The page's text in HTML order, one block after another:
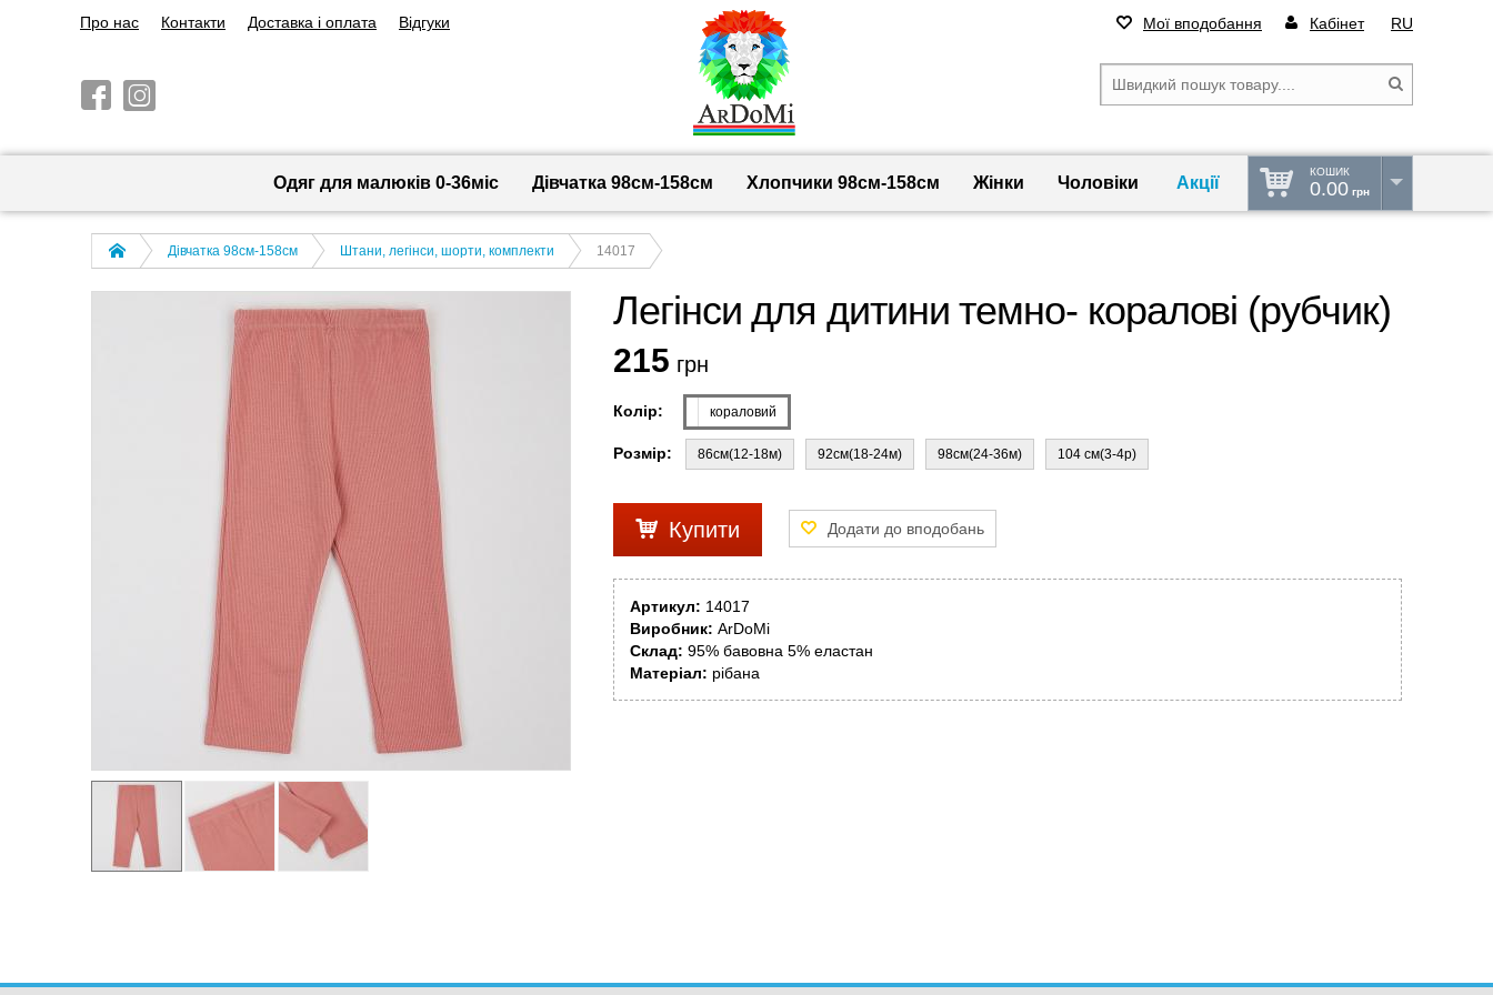
Про нас Контакти Доставка і оплата Відгуки Мої вподобання Кабінет RU
Одяг для малюків 0-36міс Дівчатка 98cм-158см Хлопчики 98см-158см Жінки Чоловіки Акції
КОШИК
0.00 грн
Дівчатка 98cм-158см Штани, легінси, шорти, комплекти 14017
Легінси для дитини темно- коралові (рубчик)
215 грн
Колір: кораловий
Розмір: 86см(12-18м) 92см(18-24м) 98см(24-36м) 104 см(3-4р)
Купити
Артикул: 14017
Виробник: ArDoMi
Склад: 95% бавовна 5% еластан
Матеріал: рібана